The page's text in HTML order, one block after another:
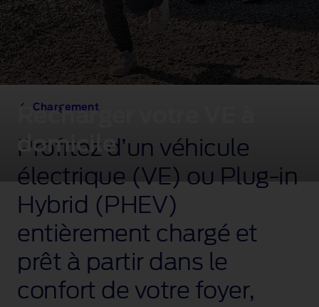
Recharger votre VE à
domicile
Chargement
Profitez d’un véhicule
électrique (VE) ou Plug‑in
Hybrid (PHEV)
entièrement chargé et
prêt à partir dans le
confort de votre foyer,